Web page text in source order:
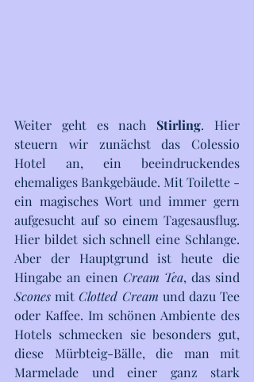
Weiter geht es nach Stirling. Hier
steuern wir zunächst das Colessio
Hotel an, ein beeindruckendes
ehemaliges Bankgebäude. Mit Toilette -
ein magisches Wort und immer gern
aufgesucht auf so einem Tagesausflug.
Hier bildet sich schnell eine Schlange.
Aber der Hauptgrund ist heute die
Hingabe an einen Cream Tea
Scones mit Clotted Cream und dazu Tee
oder Kaffee. Im schönen Ambiente des
Hotels schmecken sie besonders gut,
diese Mürbteig-Bälle, die man mit
Marmelade und einer ganz stark